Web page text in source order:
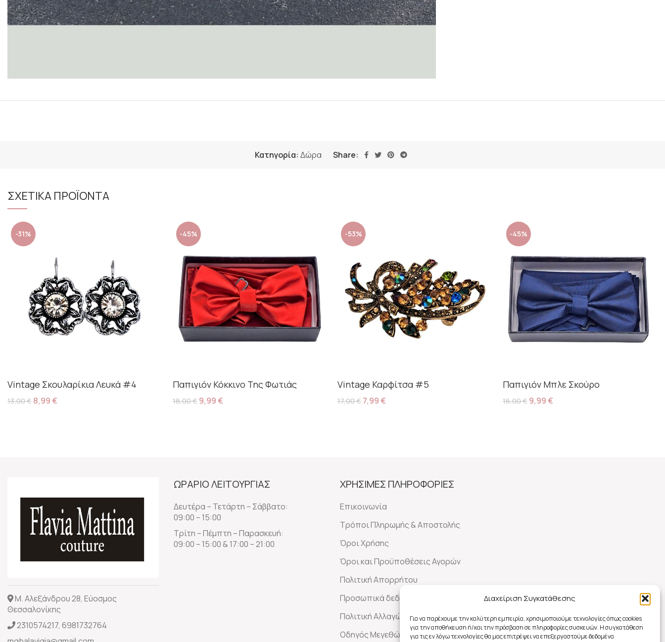
Διαχείριση Συγκατάθεσης
Για να παρέχουμε την καλύτερη εμπειρία, χρησιμοποιούμε τεχνολογίες όπως cookies
για την αποθήκευση ή/και την πρόσβαση σε πληροφορίες συσκευών. Η συγκατάθεση
για τις εν λόγω τεχνολογίες θα μας επιτρέψει να επεξεργαστούμε δεδομένα
Κατηγορία: Δώρα Share:
ΣΧΕΤΙΚΑ ΠΡΟΪΟΝΤΑ
-31%
Vintage Σκουλαρίκια Λευκά #4
13,00€ 8,99€
-45%
Παπιγιόν Κόκκινο Της Φωτιάς
18,00€ 9,99€
-53%
Vintage Καρφίτσα #5
17,00€ 7,99€
-45%
Παπιγιόν Μπλε Σκούρο
18,00€ 9,99€
Μ. Αλεξάνδρου 28, Εύοσμος
Θεσσαλονίκης
2310574217, 6981732764
ΩΡΑΡΙΟ ΛΕΙΤΟΥΡΓΙΑΣ
Δευτέρα – Τετάρτη – Σάββατο:
09:00 – 15:00
Τρίτη – Πέμπτη – Παρασκευή:
09:00 – 15:00 & 17:00 – 21:00
ΧΡΗΣΙΜΕΣ ΠΛΗΡΟΦΟΡΙΕΣ
Επικοινωνία
Τρόποι Πληρωμής & Αποστολής
Όροι Χρήσης
Όροι και Προϋποθέσεις Αγορών
Πολιτική Απορρήτου
Προσωπικά δεδομένα
Πολιτική Αλλαγών-Επιστροφών
Οδηγός Μεγεθών